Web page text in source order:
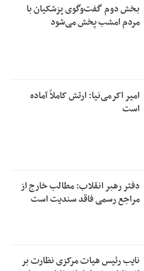
بخش دوم گفت‌وگوی پزشکیان با
مردم امشب پخش می‌شود
امیر اکرمی‌نیا: ارتش کاملاً آماده
است
دفتر رهبر انقلاب: مطالب خارج از
مراجع رسمی فاقد سندیت است
نایب رئیس هیات مرکزی نظارت بر